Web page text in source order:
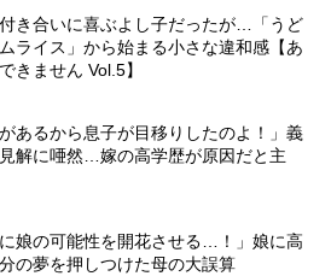
き合いに喜ぶよし子だったが…「うど
ライス」から始まる小さな違和感【あ
きません Vol.5】
があるから息子が目移りしたのよ！」義
解に唖然…嫁の高学歴が原因だと主
に娘の可能性を開花させる…！」娘に高
の夢を押しつけた母の大誤算